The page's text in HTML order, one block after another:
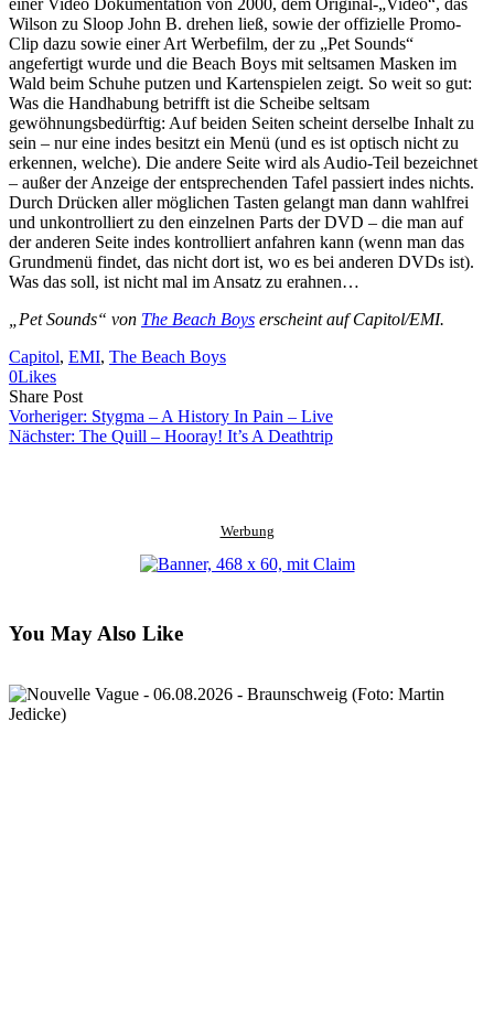
einer Video Dokumentation von 2000, dem Original-„Video“, das
Wilson zu Sloop John B. drehen ließ, sowie der offizielle Promo-
Clip dazu sowie einer Art Werbefilm, der zu „Pet Sounds“
angefertigt wurde und die Beach Boys mit seltsamen Masken im
Wald beim Schuhe putzen und Kartenspielen zeigt. So weit so gut:
Was die Handhabung betrifft ist die Scheibe seltsam
gewöhnungsbedürftig: Auf beiden Seiten scheint derselbe Inhalt zu
sein – nur eine indes besitzt ein Menü (und es ist optisch nicht zu
erkennen, welche). Die andere Seite wird als Audio-Teil bezeichnet
– außer der Anzeige der entsprechenden Tafel passiert indes nichts.
Durch Drücken aller möglichen Tasten gelangt man dann wahlfrei
und unkontrolliert zu den einzelnen Parts der DVD – die man auf
der anderen Seite indes kontrolliert anfahren kann (wenn man das
Grundmenü findet, das nicht dort ist, wo es bei anderen DVDs ist).
Was das soll, ist nicht mal im Ansatz zu erahnen…
„Pet Sounds“ von The Beach Boys erscheint auf Capitol/EMI.
Capitol, EMI, The Beach Boys
0Likes
Share PostShare
on
Facebook
Copy
URL
to
Send
Link
via
Vorheriger: Stygma – A History In Pain – Live
Nächster: The Quill – Hooray! It’s A Deathtrip
Werbung
You May Also Like